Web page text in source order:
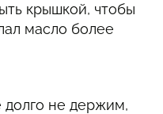
крышкой, чтобы
масло более
не держим,